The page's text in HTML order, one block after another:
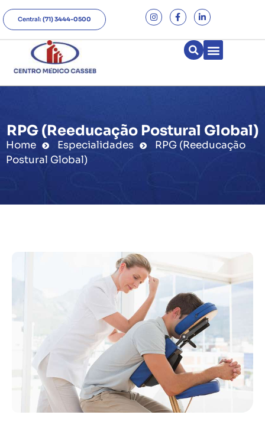
Central:(71) 3444-0500
RPG (Reeducação Postural Global)
Home Especialidades
RPG (Reeducação
Postural Global)